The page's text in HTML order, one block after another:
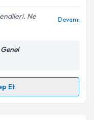
ilişkin
ediyorum.
Ne
Devamı
Et